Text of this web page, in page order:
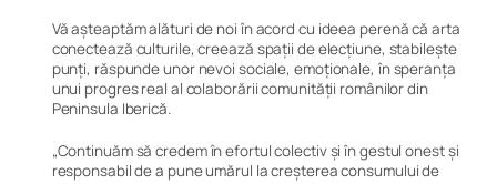
Vă așteaptăm alături de noi în acord cu ideea perenă că arta
conectează culturile, creează spații de elecțiune, stabilește
punți, răspunde unor nevoi sociale, emoționale, în speranța
unui progres real al colaborării comunității românilor din
Peninsula Iberică.
„Continuăm să credem în efortul colectiv și în gestul onest și
responsabil de a pune umărul la creșterea consumului de